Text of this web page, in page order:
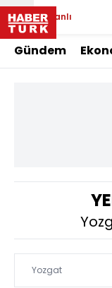
Canlı
Gündem